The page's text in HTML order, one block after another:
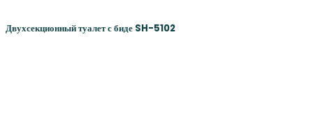
Двухсекционный туалет с биде SH-5102